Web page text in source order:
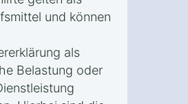
und können
als
Belastung oder